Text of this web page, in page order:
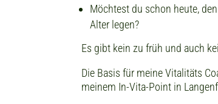
Möchtest du schon heute,
Alter legen?
Es gibt kein zu früh und auch
Die Basis für meine Vitalitäts
meinem In-Vita-Point in